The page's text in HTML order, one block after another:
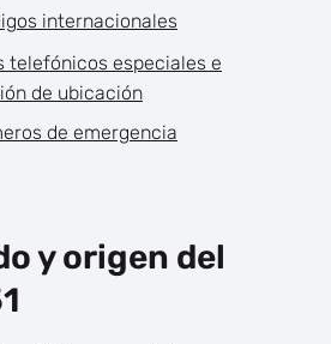
internacionales
telefónicos especiales e
de ubicación
de emergencia
y origen del